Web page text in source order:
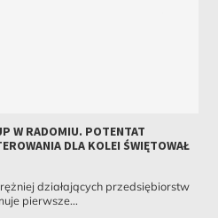
W RADOMIU. POTENTAT
DLA KOLEI ŚWIĘTOWAŁ
działających przedsiębiorstw
pierwsze...